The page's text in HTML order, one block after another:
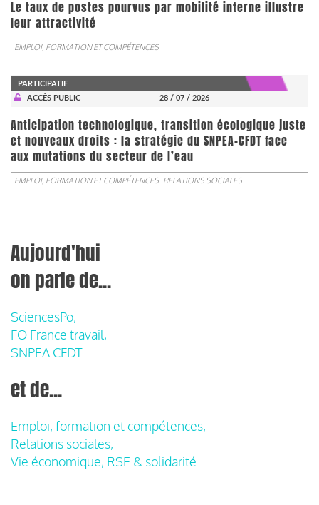
Le taux de postes pourvus par mobilité interne illustre
leur attractivité
EMPLOI, FORMATION ET COMPÉTENCES
PARTICIPATIF
ACCÈS PUBLIC
28 / 07 / 2026
Anticipation technologique, transition écologique juste
et nouveaux droits : la stratégie du SNPEA-CFDT face
aux mutations du secteur de l’eau
EMPLOI, FORMATION ET COMPÉTENCES RELATIONS SOCIALES
Aujourd'hui
on parle de...
SciencesPo,
FO France travail,
SNPEA CFDT
et de...
Emploi, formation et compétences,
Relations sociales,
Vie économique, RSE & solidarité